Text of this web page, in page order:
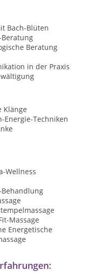
Bach-Blüten
Beratung
in der Praxis
Klänge
Energie-Techniken
Wellness
Massage
Energetische